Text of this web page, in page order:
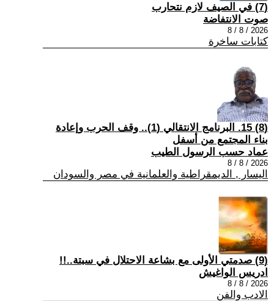
(7) في الصيف لازم نتحارب
صوت الانتفاضة
2026 / 8 / 8
كتابات ساخرة
(8) 15. البرنامج الانتقالي (1).. وقف الحرب وإعادة
بناء المجتمع من أسفل
عماد حسب الرسول الطيب
2026 / 8 / 8
اليسار , الديمقراطية والعلمانية في مصر والسودان
(9) صدمتي الأولى مع بشاعة الاحتلال في سبتة..!!
ادريس الواغيش
2026 / 8 / 8
الادب والفن